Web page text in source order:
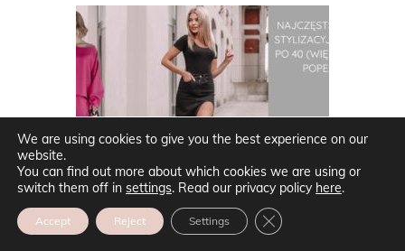
NAJNOWSZE WPISY PORADY
We are using cookies to give you the best experience on our
website.
You can find out more about which cookies we are using or
switch them off in settings. Read our privacy policy here.
Accept Reject Settings ZAMKNIJ PANEL